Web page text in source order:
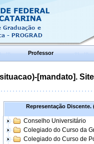
Professor
[mandato].
Representação Discente.
Conselho Universitário
Colegiado do Curso da
Colegiado do Curso de